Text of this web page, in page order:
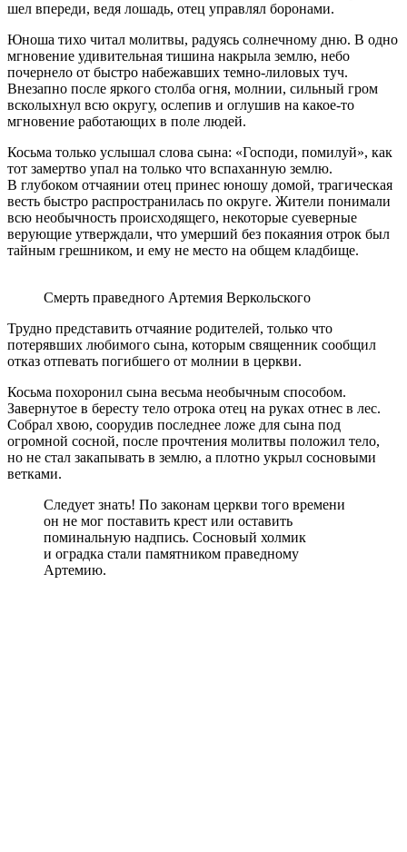
шел впереди, ведя лошадь, отец управлял боронами.
Юноша тихо читал молитвы, радуясь солнечному дню. В одно
мгновение удивительная тишина накрыла землю, небо
почернело от быстро набежавших темно-лиловых туч.
Внезапно после яркого столба огня, молнии, сильный гром
всколыхнул всю округу, ослепив и оглушив на какое-то
мгновение работающих в поле людей.
Косьма только услышал слова сына: «Господи, помилуй», как
тот замертво упал на только что вспаханную землю.
В глубоком отчаянии отец принес юношу домой, трагическая
весть быстро распространилась по округе. Жители понимали
всю необычность происходящего, некоторые суеверные
верующие утверждали, что умерший без покаяния отрок был
тайным грешником, и ему не место на общем кладбище.
Смерть праведного Артемия Веркольского
Трудно представить отчаяние родителей, только что
потерявших любимого сына, которым священник сообщил
отказ отпевать погибшего от молнии в церкви.
Косьма похоронил сына весьма необычным способом.
Завернутое в бересту тело отрока отец на руках отнес в лес.
Собрал хвою, соорудив последнее ложе для сына под
огромной сосной, после прочтения молитвы положил тело,
но не стал закапывать в землю, а плотно укрыл сосновыми
ветками.
Следует знать! По законам церкви того времени
он не мог поставить крест или оставить
поминальную надпись. Сосновый холмик
и оградка стали памятником праведному
Артемию.